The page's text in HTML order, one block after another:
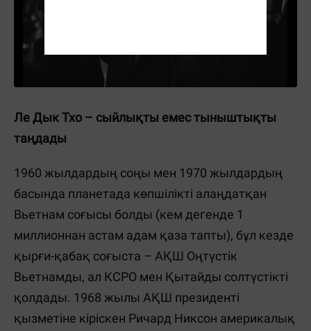
Ле Дык Тхо – сыйлықты емес тыныштықты
таңдады
1960 жылдардың соңы мен 1970 жылдардың
басында планетада көпшілікті алаңдатқан
Вьетнам соғысы болды (кем дегенде 1
миллионнан астам адам қаза тапты), бұл кезде
қырғи-қабақ соғыста – АҚШ Оңтүстік
Вьетнамды, ал КСРО мен Қытайды солтүстікті
қолдады. 1968 жылы АҚШ президенті
қызметіне кіріскен Ричард Никсон америкалық